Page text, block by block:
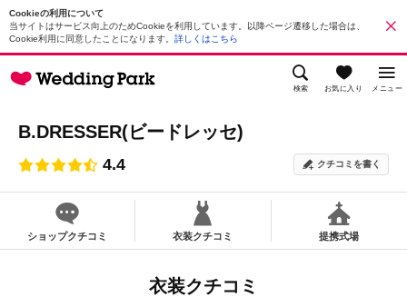
Cookieの利用について
当サイトはサービス向上のためCookieを利用しています。以降ページ遷移した場合は、
Cookie利用に同意したことになります。 詳しくはこちら
検索 お気に入り メニュー
B.DRESSER(ビードレッセ)
4.4 クチコミを書く
ショップクチコミ 衣装クチコミ 提携式場
衣装クチコミ